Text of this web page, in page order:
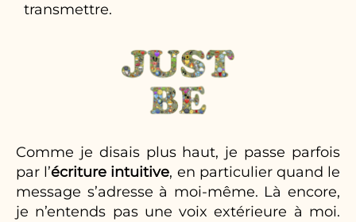
transmettre.
Comme je disais plus haut, je passe parfois
par l’écriture intuitive, en particulier quand le
message s’adresse à moi-même. Là encore,
je n’entends pas une voix extérieure à moi.